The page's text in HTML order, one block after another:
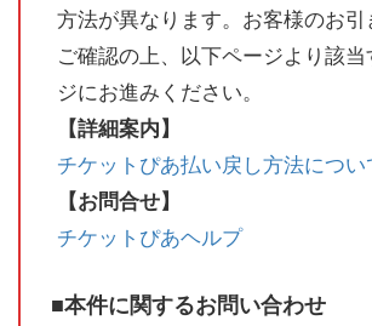
方法が異なります。お客様のお引
ご確認の上、以下ページより該
ジにお進みください。
【詳細案内】
チケットぴあ払い戻し方法につい
【お問合せ】
チケットぴあヘルプ
■本件に関するお問い合わせ